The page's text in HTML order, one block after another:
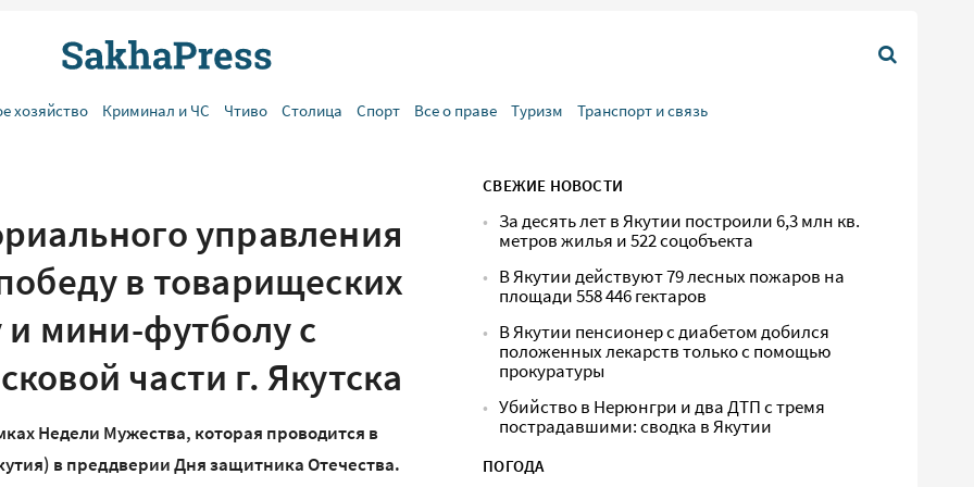
хозяйство Криминал и ЧС Чтиво Столица Спорт Все о праве Туризм Транспорт и связь
управления
в товарищеских
и мини-футболу с
части г. Якутска
Недели Мужества, которая проводится в
в преддверии Дня защитника Отечества.
СВЕЖИЕ НОВОСТИ
За десять лет в Якутии построили 6,3 млн кв.
метров жилья и 522 соцобъекта
В Якутии действуют 79 лесных пожаров на
площади 558 446 гектаров
В Якутии пенсионер с диабетом добился
положенных лекарств только с помощью
прокуратуры
Убийство в Нерюнгри и два ДТП с тремя
пострадавшими: сводка в Якутии
ПОГОДА